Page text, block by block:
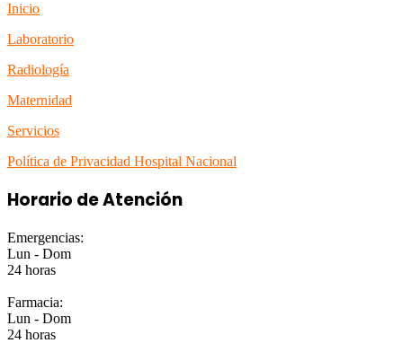
Inicio
Laboratorio
Radiología
Maternidad
Servicios
Política de Privacidad Hospital Nacional
Horario de Atención
Emergencias:
Lun - Dom
24 horas
Farmacia:
Lun - Dom
24 horas